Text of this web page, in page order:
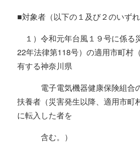
■対象者（以下の１及び２のいず
１）令和元年台風１９号に係る
22年法律第118号）の適用市町村
有する神奈川県
電子電気機器健康保険組合の
扶養者（災害発生以降、適用市町
に転入した者を
含む。）